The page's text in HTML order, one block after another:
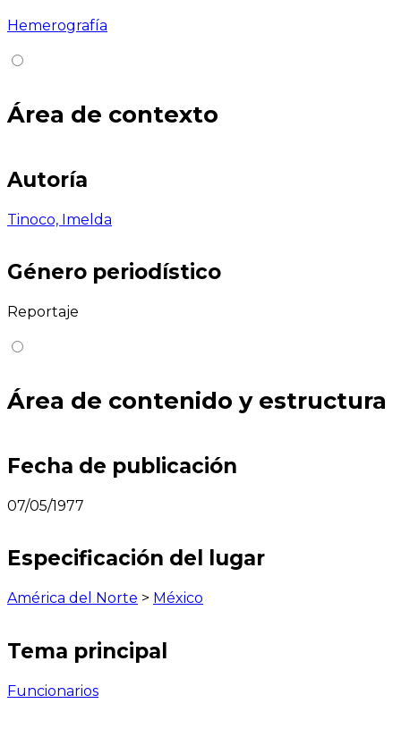
Hemerografía
Área de contexto
Autoría
Tinoco, Imelda
Género periodístico
Reportaje
Área de contenido y estructura
Fecha de publicación
07/05/1977
Especificación del lugar
América del Norte > México
Tema principal
Funcionarios